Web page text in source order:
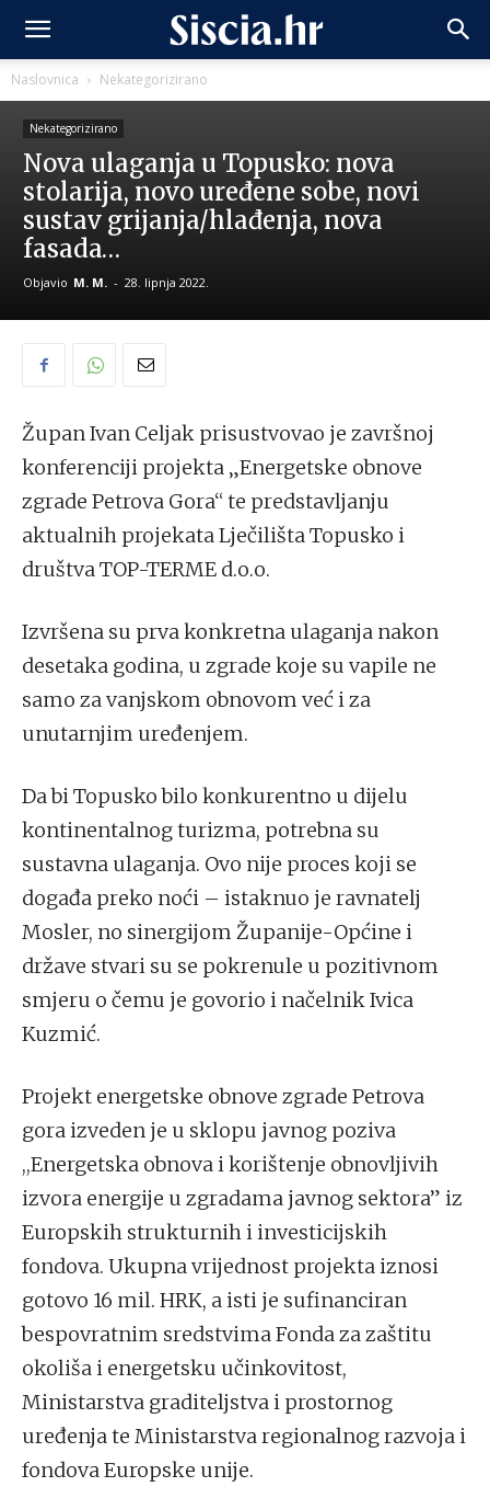
Naslovnica Nekategorizirano
Nekategorizirano
Nova ulaganja u Topusko: nova
stolarija, novo uređene sobe, novi
sustav grijanja/hlađenja, nova
fasada…
Objavio M. M. - 28. lipnja 2022.
Župan Ivan Celjak prisustvovao je završnoj
konferenciji projekta „Energetske obnove
zgrade Petrova Gora“ te predstavljanju
aktualnih projekata Lječilišta Topusko i
društva TOP-TERME d.o.o.
Izvršena su prva konkretna ulaganja nakon
desetaka godina, u zgrade koje su vapile ne
samo za vanjskom obnovom već i za
unutarnjim uređenjem.
Da bi Topusko bilo konkurentno u dijelu
kontinentalnog turizma, potrebna su
sustavna ulaganja. Ovo nije proces koji se
događa preko noći – istaknuo je ravnatelj
Mosler, no sinergijom Županije-Općine i
države stvari su se pokrenule u pozitivnom
smjeru o čemu je govorio i načelnik Ivica
Kuzmić.
Projekt energetske obnove zgrade Petrova
gora izveden je u sklopu javnog poziva
,,Energetska obnova i korištenje obnovljivih
izvora energije u zgradama javnog sektora” iz
Europskih strukturnih i investicijskih
fondova. Ukupna vrijednost projekta iznosi
gotovo 16 mil. HRK, a isti je sufinanciran
bespovratnim sredstvima Fonda za zaštitu
okoliša i energetsku učinkovitost,
Ministarstva graditeljstva i prostornog
uređenja te Ministarstva regionalnog razvoja i
fondova Europske unije.